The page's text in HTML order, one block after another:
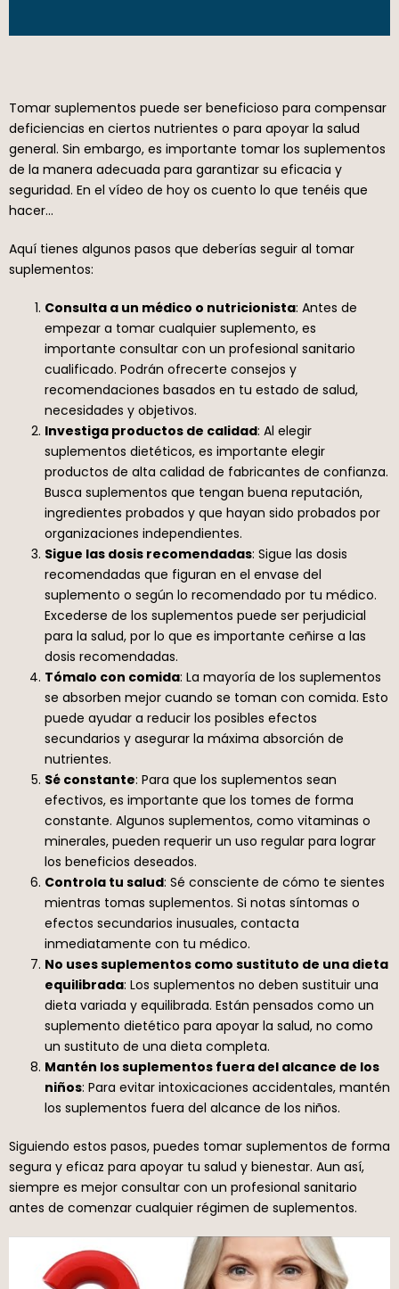
Tomar suplementos puede ser beneficioso para compensar
deficiencias en ciertos nutrientes o para apoyar la salud
general. Sin embargo, es importante tomar los suplementos
de la manera adecuada para garantizar su eficacia y
seguridad. En el vídeo de hoy os cuento lo que tenéis que
hacer…
Aquí tienes algunos pasos que deberías seguir al tomar
suplementos:
Consulta a un médico o nutricionista: Antes de
empezar a tomar cualquier suplemento, es
importante consultar con un profesional sanitario
cualificado. Podrán ofrecerte consejos y
recomendaciones basados en tu estado de salud,
necesidades y objetivos.
Investiga productos de calidad: Al elegir
suplementos dietéticos, es importante elegir
productos de alta calidad de fabricantes de confianza.
Busca suplementos que tengan buena reputación,
ingredientes probados y que hayan sido probados por
organizaciones independientes.
Sigue las dosis recomendadas: Sigue las dosis
recomendadas que figuran en el envase del
suplemento o según lo recomendado por tu médico.
Excederse de los suplementos puede ser perjudicial
para la salud, por lo que es importante ceñirse a las
dosis recomendadas.
Tómalo con comida: La mayoría de los suplementos
se absorben mejor cuando se toman con comida. Esto
puede ayudar a reducir los posibles efectos
secundarios y asegurar la máxima absorción de
nutrientes.
Sé constante: Para que los suplementos sean
efectivos, es importante que los tomes de forma
constante. Algunos suplementos, como vitaminas o
minerales, pueden requerir un uso regular para lograr
los beneficios deseados.
Controla tu salud: Sé consciente de cómo te sientes
mientras tomas suplementos. Si notas síntomas o
efectos secundarios inusuales, contacta
inmediatamente con tu médico.
No uses suplementos como sustituto de una dieta
equilibrada: Los suplementos no deben sustituir una
dieta variada y equilibrada. Están pensados como un
suplemento dietético para apoyar la salud, no como
un sustituto de una dieta completa.
Mantén los suplementos fuera del alcance de los
niños: Para evitar intoxicaciones accidentales, mantén
los suplementos fuera del alcance de los niños.
Siguiendo estos pasos, puedes tomar suplementos de forma
segura y eficaz para apoyar tu salud y bienestar. Aun así,
siempre es mejor consultar con un profesional sanitario
antes de comenzar cualquier régimen de suplementos.